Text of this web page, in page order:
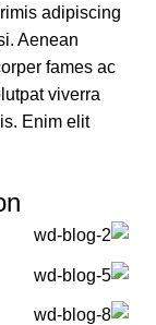
adipiscing
Aenean
fames ac
viverra
Enim elit